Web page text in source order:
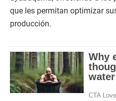
que les permitan optimizar
producción.